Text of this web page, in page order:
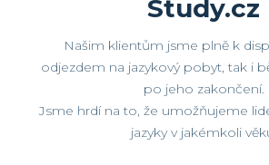
Study.cz
Našim klientům jsme plně k
odjezdem na jazykový pobyt, tak i
po jeho zakončení.
Jsme hrdí na to, že umožňujeme
jazyky v jakémkoli